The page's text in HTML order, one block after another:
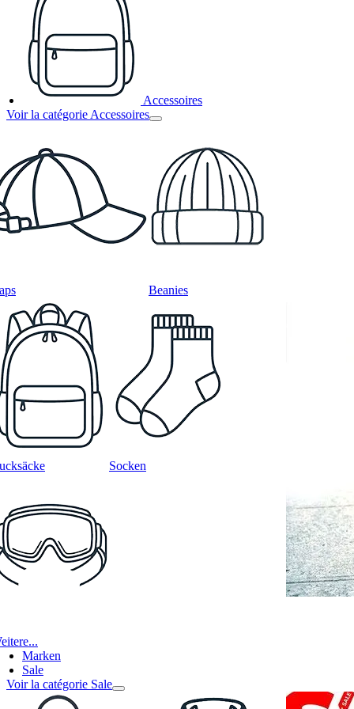
Accessoires
Voir la catégorie Accessoires
Beanies
Socken
Marken
Sale
Voir la catégorie Sale